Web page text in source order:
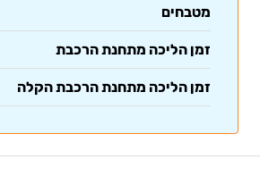
מטבחים
זמן הליכה מתחנת הרכבת
זמן הליכה מתחנת הרכבת הקלה